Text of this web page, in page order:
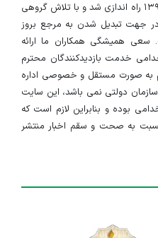
سایت ایران استخدام در تاریخ ۱۳۹۱/۱/۱۰ راه اندازی شد و با تلاش گروهی
در جهت تبدیل شدن به مرجع بروز
همیشگی همکاران ما ارائه
خدمت بازدیدکنندگان محترم
به صورت مستقل و خصوصی اداره
دولتی نمی باشد، این سایت
بوده و بنابراین لازم است که
به صحت و سقم اخبار منتشر